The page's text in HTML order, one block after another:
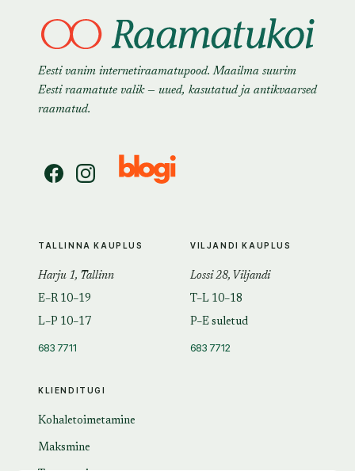
Eesti vanim internetiraamatupood. Maailma suurim
Eesti raamatute valik — uued, kasutatud ja antikvaarsed
raamatud.
KLIENDITUGI
Kohaletoimetamine
Maksmine
TALLINNA KAUPLUS
Harju 1, Tallinn
E–R 10–19
L–P 10–17
683 7711
VILJANDI KAUPLUS
Lossi 28, Viljandi
T–L 10–18
P–E suletud
683 7712